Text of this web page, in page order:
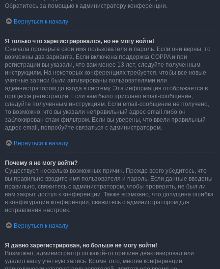
Обратитесь за помощью к администратору конференции.
Вернуться к началу
Я только что зарегистрировался, но не могу войти!
Сначала проверьте свои имя пользователя и пароль. Если они верны, то
возможны два варианта. Если включена поддержка COPPA и при
регистрации вы указали, что вам менее 13 лет, следуйте полученным
инструкциям. На некоторых конференциях требуется, чтобы все новые
учётные записи были активированы пользователями или
администратором до входа в систему. Эта информация отображается в
процессе регистрации. Если вам было прислано email-сообщение,
следуйте полученным инструкциям. Если email-сообщение не получено,
то возможно, что вы указали неправильный адрес email либо он
заблокирован спам-фильтром. Если вы уверены, что ввели правильный
адрес email, попробуйте связаться с администратором.
Вернуться к началу
Почему я не могу войти?
Существует несколько возможных причин. Прежде всего убедитесь, что
вы правильно вводите имя пользователя и пароль. Если данные введены
правильно, свяжитесь с администратором, чтобы проверить, не был ли
вам закрыт доступ к конференции. Также возможно, что допущена ошибка
в конфигурации конференции, свяжитесь с администратором для
исправления настроек.
Вернуться к началу
Я давно зарегистрирован, но больше не могу войти!
Возможно, администратор по какой-то причине деактивировал или
удалил вашу учётную запись. Кроме того, многие конференции